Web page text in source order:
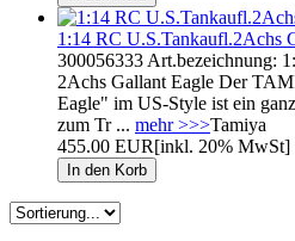
1:14 RC U.S.Tankaufl.2Achs
300056333 Art.bezeichnung:
2Achs Gallant Eagle Der
Eagle" im US-Style ist ein
zum Tr ... mehr >>>Tamiya
455.00 EUR[inkl. 20% MwSt]